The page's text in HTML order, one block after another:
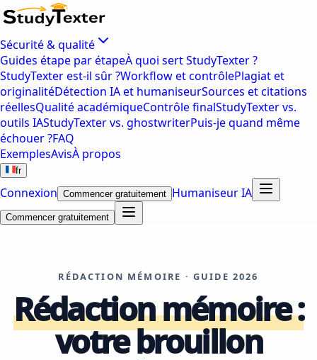
Sécurité & qualité
Guides étape par étapeÀ quoi sert StudyTexter ?
StudyTexter est-il sûr ?Workflow et contrôlePlagiat et
originalitéDétection IA et humaniseurSources et citations
réellesQualité académiqueContrôle finalStudyTexter vs.
outils IAStudyTexter vs. ghostwriterPuis-je quand même
échouer ?FAQ
ExemplesAvisÀ propos
fr
Connexion Commencer gratuitement Humaniseur IA
Commencer gratuitement
RÉDACTION MÉMOIRE · GUIDE 2026
Rédaction mémoire :
votre brouillon